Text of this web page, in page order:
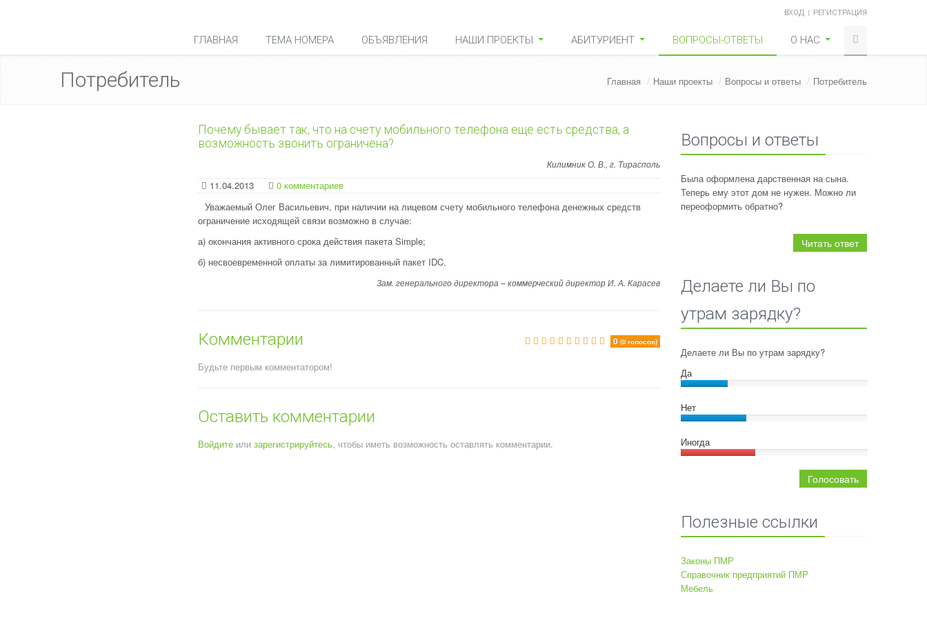
ВХОД РЕГИСТРАЦИЯ
ГЛАВНАЯ ТЕМА НОМЕРА ОБЪЯВЛЕНИЯ НАШИ ПРОЕКТЫ АБИТУРИЕНТ ВОПРОСЫ-ОТВЕТЫ О НАС
Потребитель Главная / Наши проекты / Вопросы и ответы / Потребитель
Почему бывает так, что на счету мобильного телефона еще есть средства, а
возможность звонить ограничена?
Килимник О. В., г. Тирасполь
11.04.2013
0 комментариев
Уважаемый Олег Васильевич, при наличии на лицевом счету мобильного телефона денежных средств
ограничение исходящей связи возможно в случае:
а) окончания активного срока действия пакета Simple;
б) несвоевременной оплаты за лимитированный пакет IDC.
Зам. генерального директора – коммерческий директорИ. А. Карасев
0 (0 голосов)
Комментарии
Будьте первым комментатором!
Оставить комментарии
Войдите или зарегистрируйтесь, чтобы иметь возможность оставлять комментарии.
Вопросы и ответы
Была оформлена дарственная на сына.
Теперь ему этот дом не нужен. Можно ли
переоформить обратно?
Читать ответ
Делаете ли Вы по
утрам зарядку?
Делаете ли Вы по утрам зарядку?
Да
Нет
Иногда
Голосовать
Полезные ссылки
Законы ПМР
Справочник предприятий ПМР
Мебель